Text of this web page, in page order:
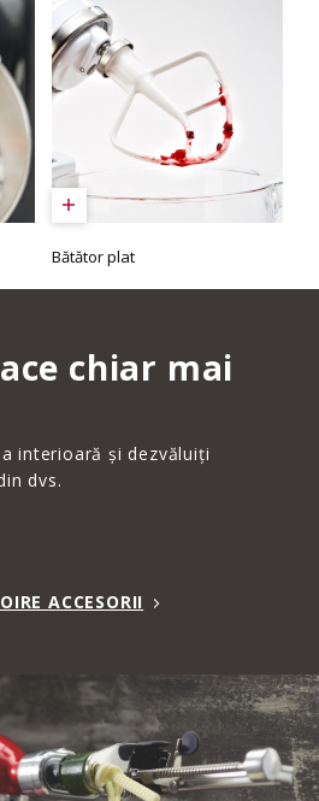
Bătător plat
chiar mai
interioară și dezvăluiți
dvs.
ACCESORII